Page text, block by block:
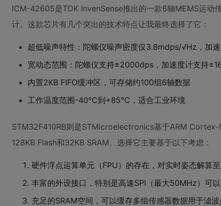
ICM-42605是TDK InvenSense推出的一款6轴MEMS运动
计。这款芯片有几个突出的技术特点让我最终选择了它：
超低噪声特性：陀螺仪噪声密度仅3.8mdps/√Hz，加
宽动态范围：陀螺仪支持±2000dps，加速度计支持
内置2KB FIFO缓冲区，可存储约100组6轴数据
工作温度范围-40°C到+85°C，适合工业环境
STM32F410RB则是STMicroelectronics基于ARM
128KB Flash和32KB SRAM。选择它主要基于以下考虑：
硬件浮点运算单元（FPU）的存在，对实时姿态解算
丰富的外设接口，特别是高速SPI（最大50MHz）可
充足的SRAM空间，可以缓存多组传感器数据用于滤